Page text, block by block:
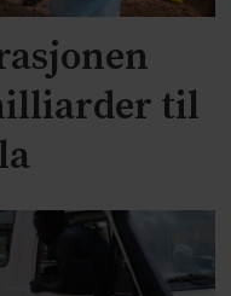
til